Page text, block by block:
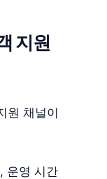
지원
원 채널이
운영 시간